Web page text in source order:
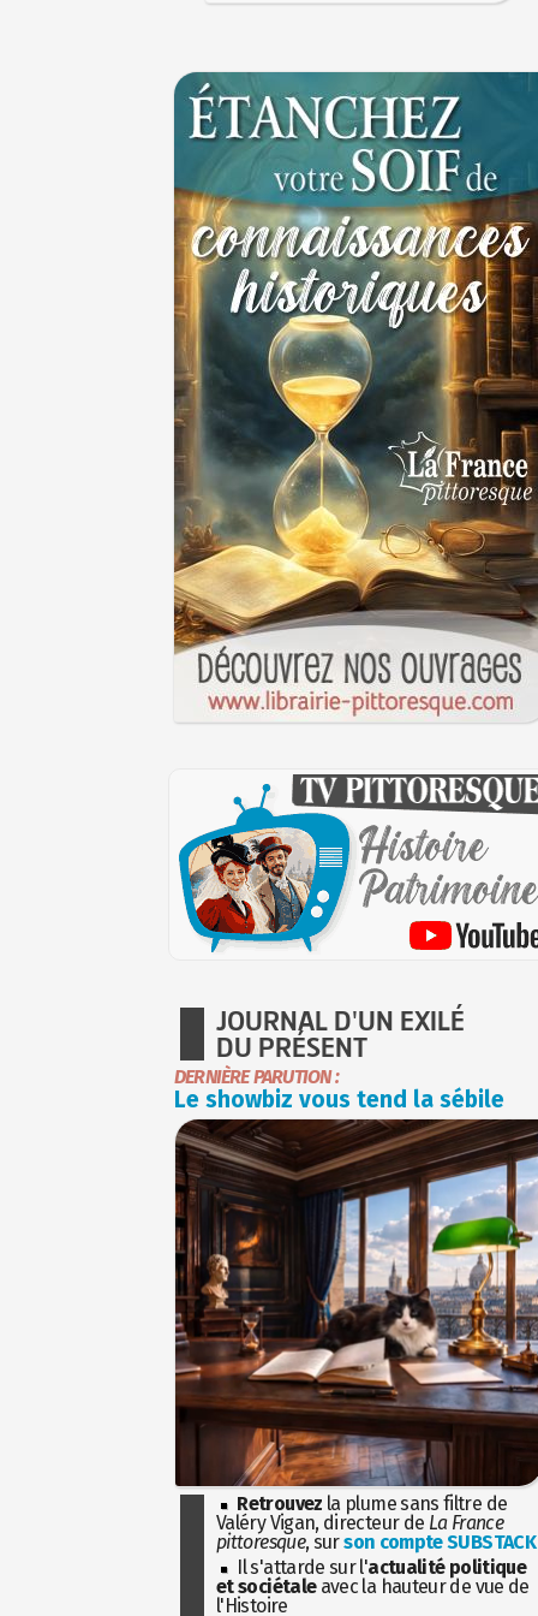
JOURNAL D'UN EXILÉ
DU PRÉSENT
DERNIÈRE PARUTION :
Le showbiz vous tend la sébile
Retrouvez la plume sans filtre de
Valéry Vigan, directeur de La France
pittoresque, surson compte SUBSTACK
Il s'attarde sur l'actualité politique
et sociétaleavec la hauteur de vue de
l'Histoire
1ER JUILLET
Thérapeutique alcoolique au Moyen Âge